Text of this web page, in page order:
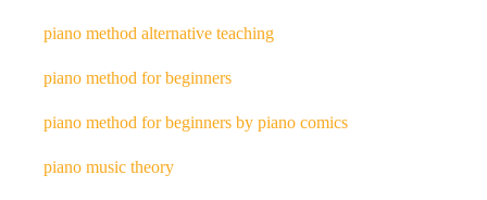
piano method alternative teaching
piano method for beginners
piano method for beginners by piano comics
piano music theory